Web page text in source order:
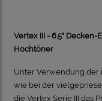
Vertex III - 6.5"
Hochtöner
Unter Verwendung der
wie bei der
die Vertex Serie III das